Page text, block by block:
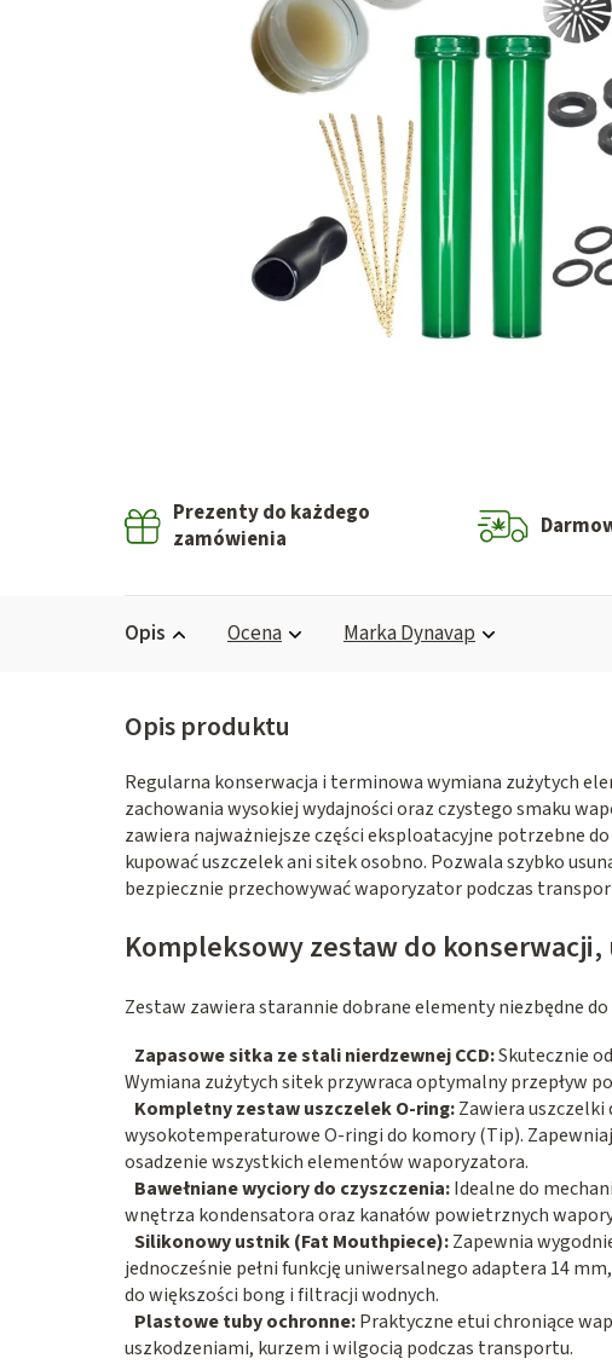
Prezenty do każdego
zamówienia
Opis Ocena MarkaDynavap
Regularna konserwacja i terminowa wymiana zużytych
zachowania wysokiej wydajności oraz czystego smaku
zawiera najważniejsze części eksploatacyjne potrzebne
kupować uszczelek ani sitek osobno. Pozwala szybko
bezpiecznie przechowywać waporyzator podczas
Kompleksowy zestaw do
Zestaw zawiera starannie dobrane elementy niezbędne
Zapasowe sitka ze stali nierdzewnej CCD:Skutecznie
Wymiana zużytych sitek przywraca optymalny przepływ
Kompletny zestaw uszczelek O-ring:Zawiera
wysokotemperaturowe O-ringi do komory (Tip).
osadzenie wszystkich elementów waporyzatora.
Bawełniane wyciory do czyszczenia:Idealne do
wnętrza kondensatora oraz kanałów powietrznych
Silikonowy ustnik (Fat Mouthpiece):Zapewnia
jednocześnie pełni funkcję uniwersalnego adaptera 14
do większości bong i filtracji wodnych.
Plastowe tuby ochronne:Praktyczne etui chroniące
uszkodzeniami, kurzem i wilgocią podczas transportu.